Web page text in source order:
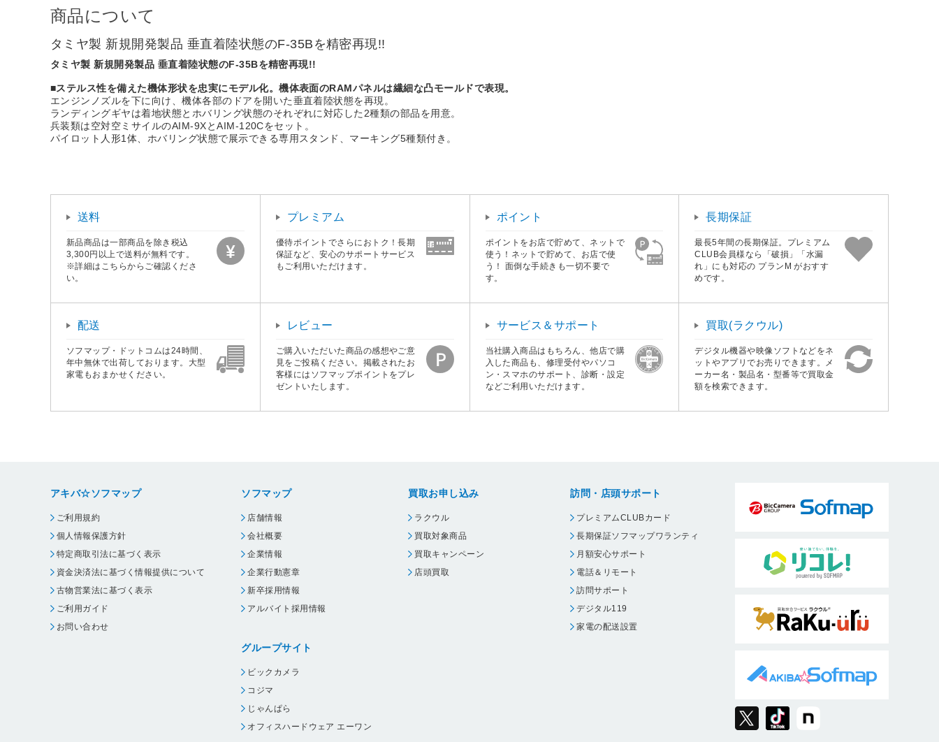
商品について
タミヤ製 新規開発製品 垂直着陸状態のF-35Bを精密再現!!
タミヤ製 新規開発製品 垂直着陸状態のF-35Bを精密再現!!
■ステルス性を備えた機体形状を忠実にモデル化。機体表面のRAMパネルは繊細な凸モールドで表現。
エンジンノズルを下に向け、機体各部のドアを開いた垂直着陸状態を再現。
ランディングギヤは着地状態とホバリング状態のそれぞれに対応した2種類の部品を用意。
兵装類は空対空ミサイルのAIM-9XとAIM-120Cをセット。
パイロット人形1体、ホバリング状態で展示できる専用スタンド、マーキング5種類付き。
送料
新品商品は一部商品を除き税込
3,300円以上で送料が無料です。
※詳細はこちらからご確認くださ
い。
プレミアム
優待ポイントでさらにおトク！長期
保証など、安心のサポートサービス
もご利用いただけます。
ポイント
ポイントをお店で貯めて、ネットで
使う！ネットで貯めて、お店で使
う！ 面倒な手続きも一切不要で
す。
長期保証
最長5年間の長期保証。プレミアム
CLUB会員様なら「破損」「水漏
れ」にも対応の プランM がおすす
めです。
配送
ソフマップ・ドットコムは24時間、
年中無休で出荷しております。大型
家電もおまかせください。
レビュー
ご購入いただいた商品の感想やご意
見をご投稿ください。掲載されたお
客様にはソフマップポイントをプレ
ゼントいたします。
サービス＆サポート
当社購入商品はもちろん、他店で購
入した商品も、修理受付やパソコ
ン・スマホのサポート、診断・設定
などご利用いただけます。
買取(ラクウル)
デジタル機器や映像ソフトなどをネ
ットやアプリでお売りできます。メ
ーカー名・製品名・型番等で買取金
額を検索できます。
アキバ☆ソフマップ
ご利用規約
個人情報保護方針
特定商取引法に基づく表示
資金決済法に基づく情報提供について
古物営業法に基づく表示
ご利用ガイド
お問い合わせ
ソフマップ
店舗情報
会社概要
企業情報
企業行動憲章
新卒採用情報
アルバイト採用情報
グループサイト
ビックカメラ
コジマ
じゃんぱら
オフィスハードウェア エーワン
買取お申し込み
ラクウル
買取対象商品
買取キャンペーン
店頭買取
訪問・店頭サポート
プレミアムCLUBカード
長期保証ソフマップワランティ
月額安心サポート
電話＆リモート
訪問サポート
デジタル119
家電の配送設置